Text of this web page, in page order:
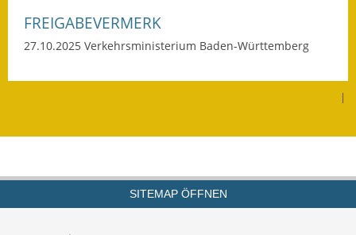
Freizeit- & Sportstätten
Gesundheit & Soziales
Vereine
FREIGABEVERMERK
27.10.2025 Verkehrsministerium Baden-Württemberg
|
SITEMAP ÖFFNEN